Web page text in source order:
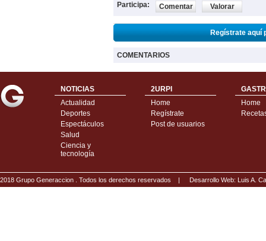
Participa: Comentar Valorar
Regístrate aquí
COMENTARIOS
NOTICIAS
Actualidad
Deportes
Espectáculos
Salud
Ciencia y
tecnología
2URPI
Home
Regístrate
Post de usuarios
Home
2018 Grupo Generaccion . Todos los derechos reservados | Desarrollo Web: Luis